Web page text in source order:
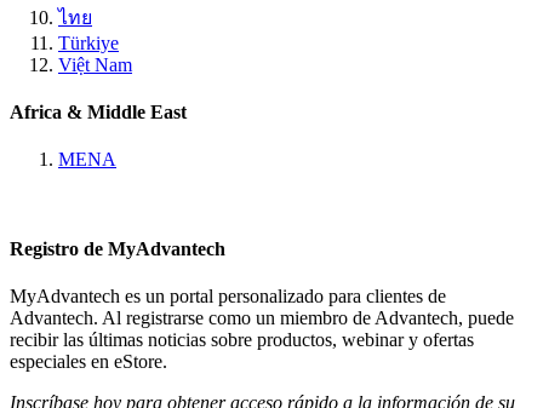
ไทย
Türkiye
Việt Nam
Africa & Middle East
MENA
Registro de MyAdvantech
MyAdvantech es un portal personalizado para clientes de
Advantech. Al registrarse como un miembro de Advantech, puede
recibir las últimas noticias sobre productos, webinar y ofertas
especiales en eStore.
Inscríbase hoy para obtener acceso rápido a la información de su